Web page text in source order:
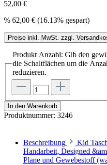
52,00 €
% 62,00 € (16.13% gespart)
Preise inkl. MwSt. zzgl.
Produkt Anzahl: Gib den
die Schaltflächen um die
reduzieren.
In den Warenkorb
Produktnummer: 3246
Beschreibung
Kid
Handarbeit, Designed
Plane und Gewebestoff